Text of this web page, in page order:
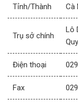
Tỉnh/Thành Cà
Trụ sở chính
Lô
Điện thoại
Fax